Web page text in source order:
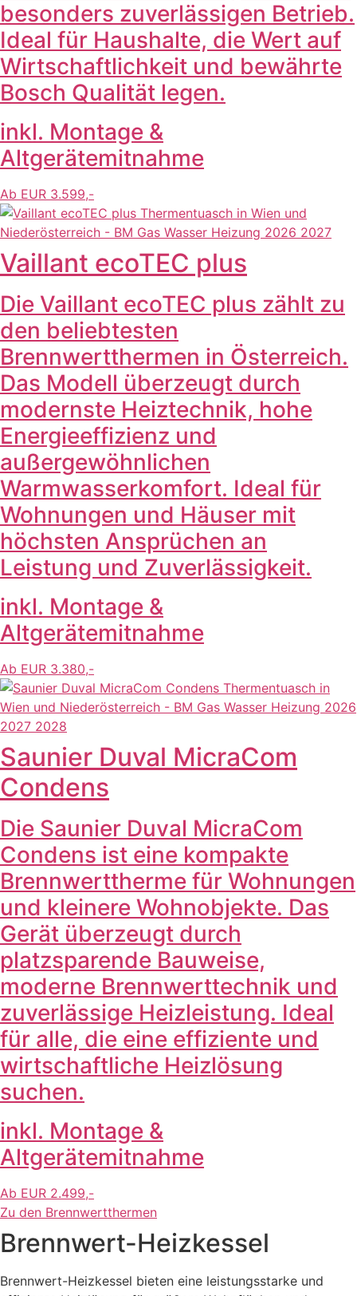
besonders zuverlässigen Betrieb.
Ideal für Haushalte, die Wert auf
Wirtschaftlichkeit und bewährte
Bosch Qualität legen.
inkl. Montage &
Altgerätemitnahme
Ab EUR 3.599,-
Vaillant ecoTEC plus
Die Vaillant ecoTEC plus zählt zu
den beliebtesten
Brennwertthermen in Österreich.
Das Modell überzeugt durch
modernste Heiztechnik, hohe
Energieeffizienz und
außergewöhnlichen
Warmwasserkomfort. Ideal für
Wohnungen und Häuser mit
höchsten Ansprüchen an
Leistung und Zuverlässigkeit.
inkl. Montage &
Altgerätemitnahme
Ab EUR 3.380,-
Saunier Duval MicraCom
Condens
Die Saunier Duval MicraCom
Condens ist eine kompakte
Brennwerttherme für Wohnungen
und kleinere Wohnobjekte. Das
Gerät überzeugt durch
platzsparende Bauweise,
moderne Brennwerttechnik und
zuverlässige Heizleistung. Ideal
für alle, die eine effiziente und
wirtschaftliche Heizlösung
suchen.
inkl. Montage &
Altgerätemitnahme
Ab EUR 2.499,-
Zu den Brennwertthermen
Brennwert-Heizkessel
Brennwert-Heizkessel bieten eine leistungsstarke und